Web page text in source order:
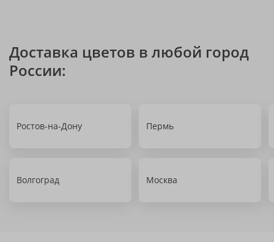
Доставка цветов в любой город
России:
Ростов-на-Дону Пермь
Волгоград Москва